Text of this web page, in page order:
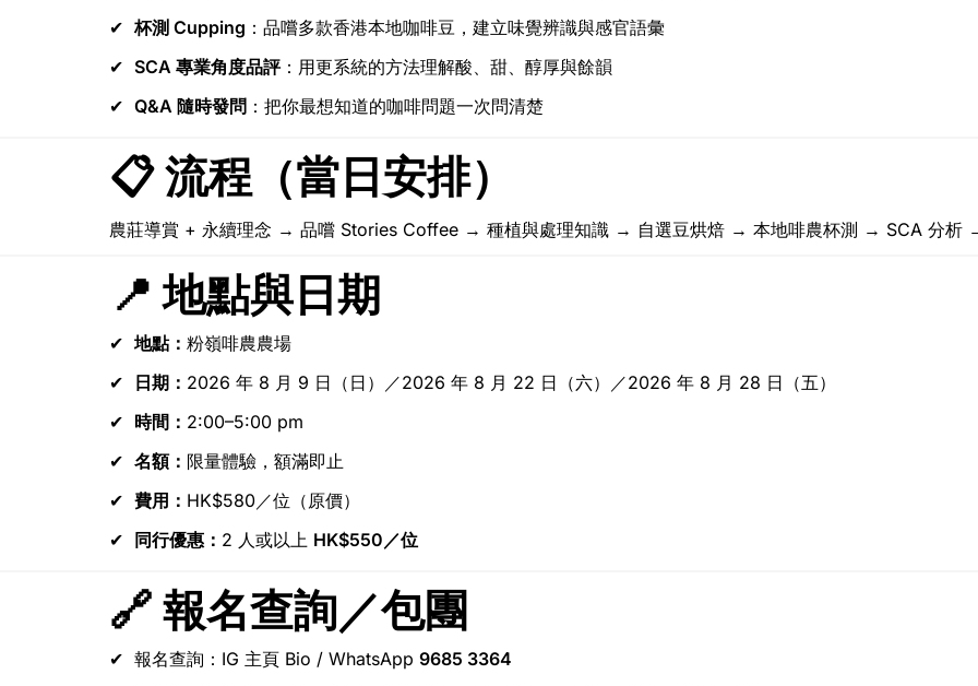
杯測 Cupping ：品嚐多款香港本地咖啡豆，建立味覺辨識與感官語彙
SCA 專業角度品評：用更系統的方法理解酸、甜、醇厚與餘韻
Q&A 隨時發問 ：把你最想知道的咖啡問題一次問清楚
📋 流程（當日安排）
農莊導賞 + 永續理念 → 品嚐 Stories Coffee → 種植與處理知識 → 自選豆烘焙 → 本地啡農杯測 → SCA 分析
📍 地點與日期
地點： 粉嶺啡農農場
日期： 2026 年 8 月 9 日（日）／2026 年 8 月 22 日（六）／2026 年 8 月 28 日（五）
時間： 2:00–5:00 pm
名額： 限量體驗，額滿即止
費用： HK$580／位（原價）
同行優惠： 2 人或以上 HK$550／位
🔗 報名查詢／包團
報名查詢：IG 主頁 Bio / WhatsApp 9685 3364